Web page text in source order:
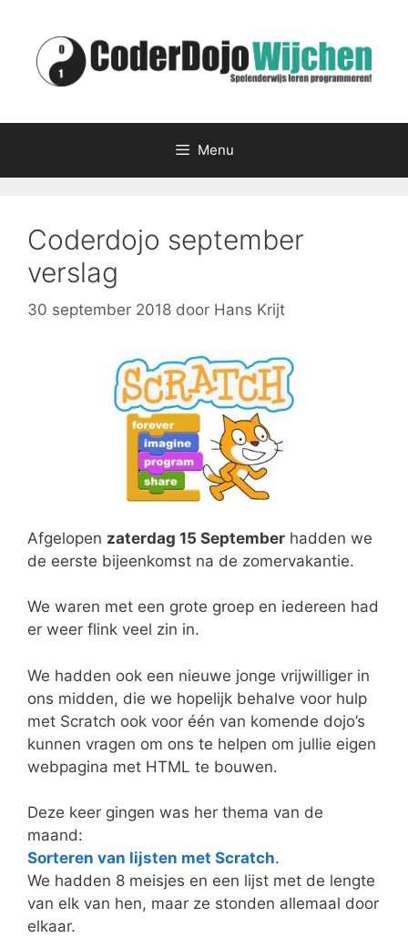
inhoud
Menu
Coderdojo september
verslag
30 september 2018 door Hans Krijt
Afgelopen zaterdag 15 September hadden we
de eerste bijeenkomst na de zomervakantie.
We waren met een grote groep en iedereen had
er weer flink veel zin in.
We hadden ook een nieuwe jonge vrijwilliger in
ons midden, die we hopelijk behalve voor hulp
met Scratch ook voor één van komende dojo’s
kunnen vragen om ons te helpen om jullie eigen
webpagina met HTML te bouwen.
Deze keer gingen was her thema van de
maand:
Sorteren van lijsten met Scratch.
We hadden 8 meisjes en een lijst met de lengte
van elk van hen, maar ze stonden allemaal door
elkaar.